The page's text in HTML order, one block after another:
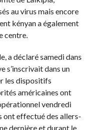
au virus mais encore
kényan a également
centre.
a déclaré samedi dans
s’inscrivait dans un
les dispositifs
américaines ont
vendredi
ont effectué des allers-
dernière et durant le